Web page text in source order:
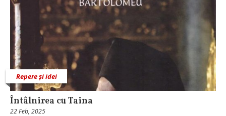
Repere și idei
Întâlnirea cu Taina
22 Feb, 2025